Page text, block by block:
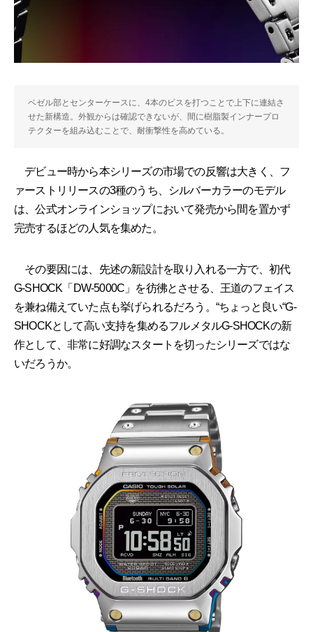
ベゼル部とセンターケースに、4本のビスを打つことで上下に連結さ
せた新構造。外観からは確認できないが、間に樹脂製インナープロ
テクターを組み込むことで、耐衝撃性を高めている。
デビュー時から本シリーズの市場での反響は大きく、フ
ァーストリリースの3種のうち、シルバーカラーのモデル
は、公式オンラインショップにおいて発売から間を置かず
完売するほどの人気を集めた。
その要因には、先述の新設計を取り入れる一方で、初代
G-SHOCK「DW-5000C」を彷彿とさせる、王道のフェイス
を兼ね備えていた点も挙げられるだろう。“ちょっと良い“G-
SHOCKとして高い支持を集めるフルメタルG-SHOCKの新
作として、非常に好調なスタートを切ったシリーズではな
いだろうか。